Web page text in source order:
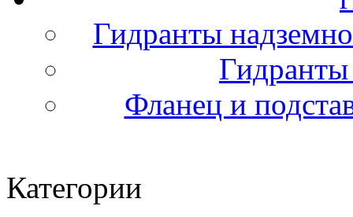
Гидранты
Фланец и
Категории